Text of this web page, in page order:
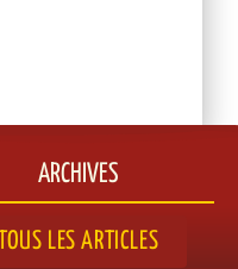
ARCHIVES
TOUS LES ARTICLES